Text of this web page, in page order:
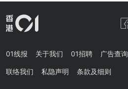
01线报 关于我们 01招聘 广告查询
联络我们 私隐声明 条款及细则